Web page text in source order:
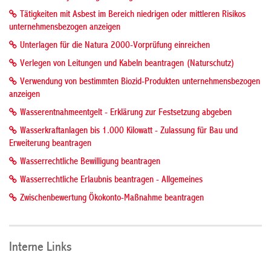
Tätigkeiten mit Asbest im Bereich niedrigen oder mittleren Risikos
unternehmensbezogen anzeigen
Unterlagen für die Natura 2000-Vorprüfung einreichen
Verlegen von Leitungen und Kabeln beantragen (Naturschutz)
Verwendung von bestimmten Biozid-Produkten unternehmensbezogen
anzeigen
Wasserentnahmeentgelt - Erklärung zur Festsetzung abgeben
Wasserkraftanlagen bis 1.000 Kilowatt - Zulassung für Bau und
Erweiterung beantragen
Wasserrechtliche Bewilligung beantragen
Wasserrechtliche Erlaubnis beantragen - Allgemeines
Zwischenbewertung Ökokonto-Maßnahme beantragen
Interne Links